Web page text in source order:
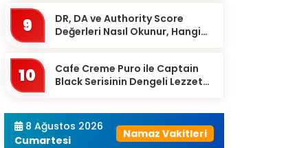
9
DR, DA ve Authority Score
Değerleri Nasıl Okunur, Hangi
10
Cafe Creme Puro ile Captain
Black Serisinin Dengeli Lezzet
8 Ağustos 2026
Cumartesi
Namaz Vakitleri
Çankırı
Denizli
Diyarbakır
Düzce
Edirne